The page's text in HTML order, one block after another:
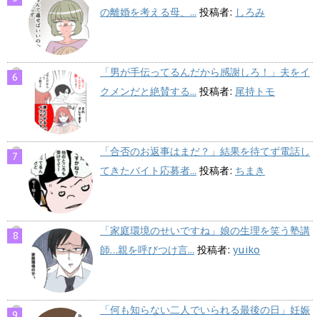
の離婚を考える母、... 投稿者: しろみ
「男が手伝ってるんだから感謝しろ！」夫をイ
クメンだと絶賛する... 投稿者: 尾持トモ
「合否のお返事はまだ？」結果を待てず電話し
てきたバイト応募者... 投稿者: ちまき
「家庭環境のせいですね」娘の生理を笑う塾講
師…親を呼びつけ言... 投稿者: yuiko
「何も知らない二人でいられる最後の日」妊娠